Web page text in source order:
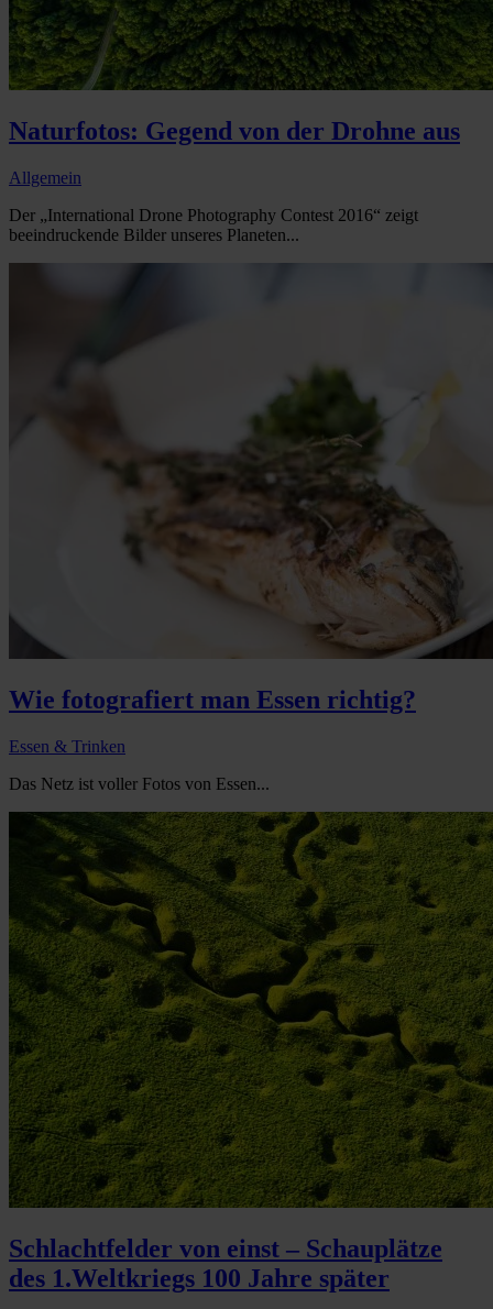
Naturfotos: Gegend von der Drohne aus
Allgemein
Der „International Drone Photography Contest 2016“ zeigt
beeindruckende Bilder unseres Planeten...
Wie fotografiert man Essen richtig?
Essen & Trinken
Das Netz ist voller Fotos von Essen...
Schlachtfelder von einst – Schauplätze
des 1.Weltkriegs 100 Jahre später